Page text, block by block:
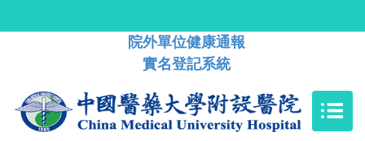
院外單位健康通報
實名登記系統